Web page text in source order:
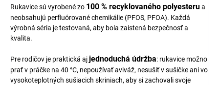
Rukavice sú vyrobené zo 100 % recyklovaného polyesterua
neobsahujú perfluórované chemikálie (PFOS, PFOA). Každá
výrobná séria je testovaná, aby bola zaistená bezpečnosť a
kvalita.
Pre rodičov je praktická ajjednoduchá údržba: rukavice možno
prať v práčke na 40 °C, nepoužívať aviváž, nesušiť v sušičke ani vo
vysokoteplotných sušiacich skriniach, aby si zachovali svoje